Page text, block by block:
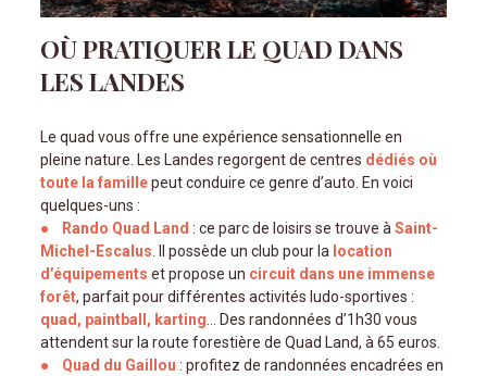
OÙ PRATIQUER LE QUAD DANS
LES LANDES
Le quad vous offre une expérience sensationnelle en
pleine nature. Les Landes regorgent de centres dédiés où
toute la famillepeut conduire ce genre d’auto. En voici
quelques-uns :
Rando Quad Land : ce parc de loisirs se trouve àSaint-
Michel-Escalus. Il possède un club pour la location
d’équipements et propose un circuit dans une immense
forêt, parfait pour différentes activités ludo-sportives :
quad, paintball, kartingDes randonnées d’1h30 vous
attendent sur la route forestière de Quad Land, à 65 euros.
Quad du Gaillou : profitez de randonnées encadrées en